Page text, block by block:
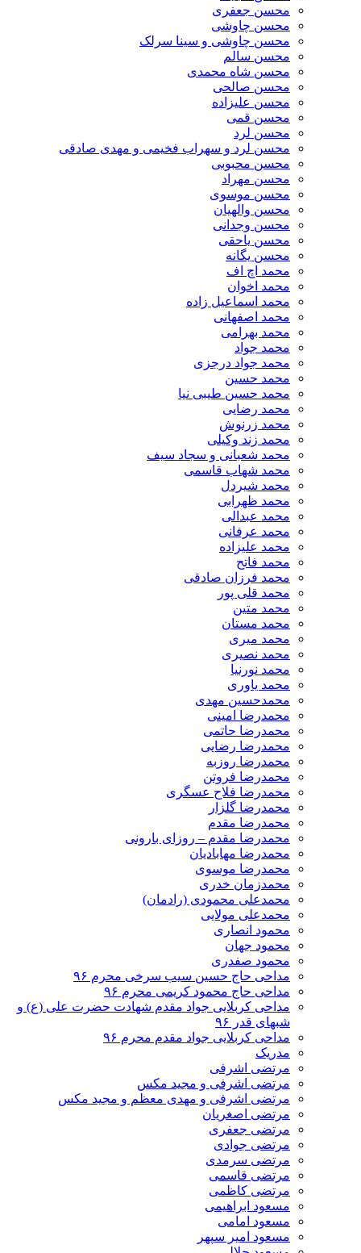
محسن جعفری
محسن چاوشی
محسن چاوشی و سینا سرلک
محسن سالم
محسن شاه محمدی
محسن صالحی
محسن علیزاده
محسن قمی
محسن لرد
محسن لرد و سهراب فخیمی و مهدی صادقی
محسن محبوبی
محسن مهراد
محسن موسوی
محسن والهیان
محسن وجدانی
محسن یاحقی
محسن یگانه
محمد اچ اف
محمد اخوان
محمد اسماعیل زاده
محمد اصفهانی
محمد بهرامی
محمد جواد
محمد جواد درجزی
محمد حسین
محمد حسین طیبی نیا
محمد رضایی
محمد زرنوش
محمد زند وکیلی
محمد شعبانی و سجاد سیف
محمد شهاب قاسمی
​محمد شیردل
محمد ظهرابی
محمد عبدالی
محمد عرفانی
محمد علیزاده
محمد فاتح
محمد فرزان صادقی
محمد قلی پور
محمد متین
محمد مستان
محمد میری
محمد نصیری
محمد نورنیا
محمد یاوری
محمدحسین مهدی
محمدرضا امینی
محمدرضا حاتمی
محمدرضا رضایی
محمدرضا روزبه
محمدرضا فروتن
محمدرضا فلاح عسگری
محمدرضا گلزار
محمدرضا مقدم
محمدرضا مقدم – روزای بارونی
محمدرضا مهابادیان
محمدرضا موسوی
محمدزمان خدری
محمدعلی محمودی (رادمان)
محمدعلی مولایی
محمود انصاری
محمود جهان
محمود صفدری
مداحی حاج حسین سیب سرخی محرم ۹۶
مداحی حاج محمود کریمی محرم ۹۶
مداحی کربلایی جواد مقدم شهادت حضرت علی (ع) و
شبهای قدر ۹۶
مداحی کربلایی جواد مقدم محرم ۹۶
مدریک
مرتضی اشرفی
مرتضی اشرفی و مجید مکس
مرتضی اشرفی و مهدی معظم و مجید مکس
مرتضی اصغریان
مرتضی جعفری
مرتضی جوادی
مرتضی سرمدی
مرتضی قاسمی
مرتضی کاظمی
مسعود ابراهیمی
مسعود امامی
مسعود امیر سپهر